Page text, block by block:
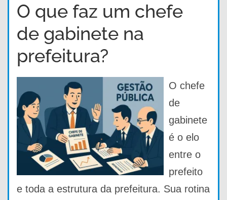
O que faz um chefe
de gabinete na
prefeitura?
O chefe
de
gabinete
é o elo
entre o
prefeito
e toda a estrutura da prefeitura. Sua rotina